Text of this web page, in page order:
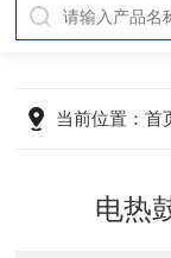
当前位置：首
电热